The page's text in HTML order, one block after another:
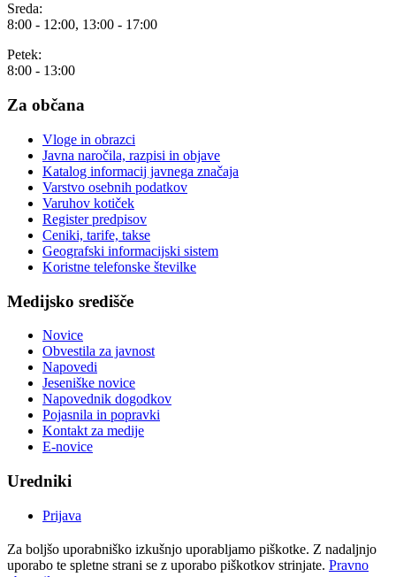
Sreda:
8:00 - 12:00, 13:00 - 17:00
Petek:
8:00 - 13:00
Za občana
Vloge in obrazci
Javna naročila, razpisi in objave
Katalog informacij javnega značaja
Varstvo osebnih podatkov
Varuhov kotiček
Register predpisov
Ceniki, tarife, takse
Geografski informacijski sistem
Koristne telefonske številke
Medijsko središče
Novice
Obvestila za javnost
Napovedi
Jeseniške novice
Napovednik dogodkov
Pojasnila in popravki
Kontakt za medije
E-novice
Uredniki
Prijava
Za boljšo uporabniško izkušnjo uporabljamo piškotke. Z nadaljnjo
uporabo te spletne strani se z uporabo piškotkov strinjate. Pravno